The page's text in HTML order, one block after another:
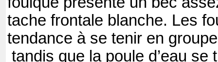
tache frontale blanche. Les
tendance à se tenir en
tandis que la poule d’eau se